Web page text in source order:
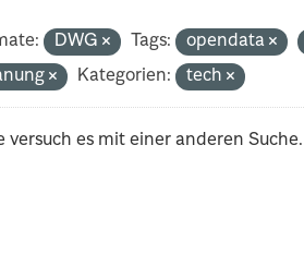
DWG Tags: opendata
Kategorien: tech
versuch es mit einer anderen Suche.